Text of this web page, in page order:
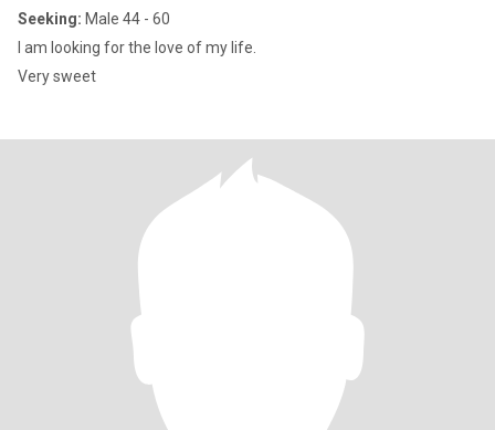
Seeking: Male 44 - 60
I am looking for the love of my life.
Very sweet